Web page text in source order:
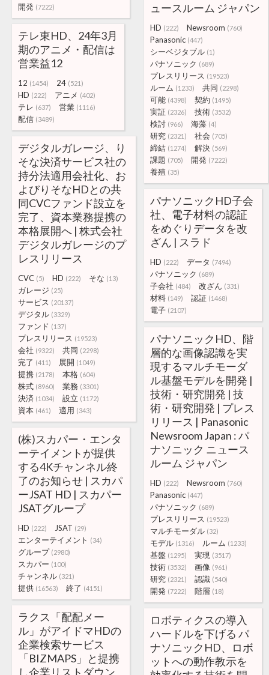
開発 (7222)
ュースルーム ジャパン
HD (222) Newsroom (760)
Panasonic (447)
シーベジタブル (1)
パナソニック (689)
プレスリリース (19523)
ルーム (1233) 共同 (2298)
可能 (4398) 契約 (1495)
実証 (2326) 技術 (3532)
検討 (966) 海藻 (4)
研究 (2321) 社会 (705)
締結 (1274) 解決 (569)
課題 (705) 開発 (7222)
養殖 (35)
テレ東HD、24年3月
期のアニメ・配信は
営業益12
12 (1454) 24 (521)
HD (222) アニメ (402)
テレ (637) 営業 (1116)
配信 (3489)
デジタルガレージ、り
そな決済サービス社の
持分法適用会社化、お
よびりそなHDとの共
同CVCファンド設立を
完了、資本業務提携の
本格展開へ | 株式会社
デジタルガレージのプ
レスリリース
CVC (5) HD (222) そな (13)
ガレージ (25)
サービス (20137)
デジタル (3329)
ファンド (137)
プレスリリース (19523)
会社 (9322) 共同 (2298)
完了 (411) 展開 (1049)
提携 (2178) 本格 (604)
株式 (8960) 業務 (3301)
決済 (1034) 設立 (1172)
資本 (461) 適用 (343)
パナソニックHD子会
社、電子材料の認証
をめぐりデータを改
ざん | スラド
HD (222) データ (7494)
パナソニック (689)
子会社 (484) 改ざん (331)
材料 (149) 認証 (1468)
電子 (2107)
パナソニックHD、階
層的な画像認識を実
現するマルチモーダ
ル基盤モデルを開発 |
技術・研究開発 | 技
術・研究開発 | プレス
リリース | Panasonic
Newsroom Japan : パ
ナソニック ニュース
ルーム ジャパン
HD (222) Newsroom (760)
Panasonic (447)
パナソニック (689)
プレスリリース (19523)
マルチモーダル (32)
モデル (1316) ルーム (1233)
基盤 (1295) 実現 (3517)
技術 (3532) 画像 (961)
研究 (2321) 認識 (540)
開発 (7222) 階層 (18)
(株)スカパー・エンタ
ーテイメントが提供
する4Kチャンネル終
了のお知らせ | スカパ
ーJSAT HD | スカパー
JSATグループ
HD (222) JSAT (29)
エンターテイメント (34)
グループ (2980)
スカパー (100)
チャンネル (321)
提供 (16563) 終了 (4151)
ラクス「配配メー
ル」がアイドマHDの
企業検索サービス
「BIZMAPS」と提携
し企業リストダウン
ロボティクスの導入
ハードルを下げる パ
ナソニックHD、ロボ
ットへの動作教示を